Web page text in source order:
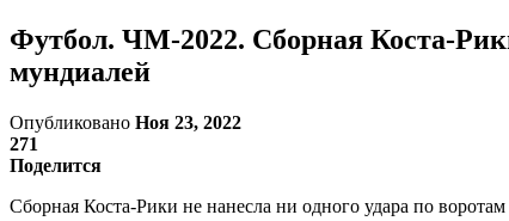
Футбол. ЧМ-2022. Сборная Коста-
мундиалей
Опубликовано Ноя 23, 2022
271
Поделится
Сборная Коста-Рики не нанесла ни одного удара по